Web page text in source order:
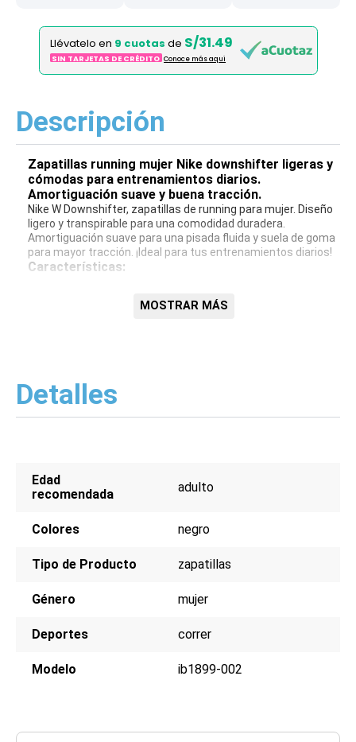
Llévatelo en 9 cuotas de S/31.49
SIN TARJETAS DE CRÉDITO Conoce más aqui
Descripción
Zapatillas running mujer Nike downshifter ligeras y
cómodas para entrenamientos diarios.
Amortiguación suave y buena tracción.
Nike W Downshifter, zapatillas de running para mujer. Diseño
ligero y transpirable para una comodidad duradera.
Amortiguación suave para una pisada fluida y suela de goma
para mayor tracción. ¡Ideal para tus entrenamientos diarios!
Características:
Amortiguación suaveMOSTRAR MÁS
Detalles
Edad
recomendada
adulto
Colores negro
Tipo de Producto zapatillas
Género mujer
Deportes correr
Modelo ib1899-002